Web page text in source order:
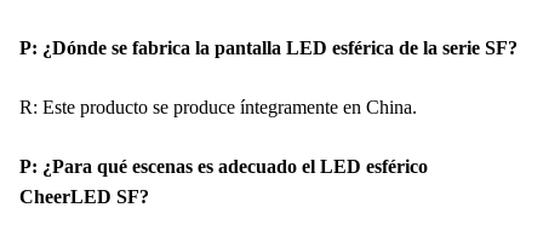
P: ¿Dónde se fabrica la pantalla LED esférica de la serie SF?
R: Este producto se produce íntegramente en China.
P: ¿Para qué escenas es adecuado el LED esférico
CheerLED SF?